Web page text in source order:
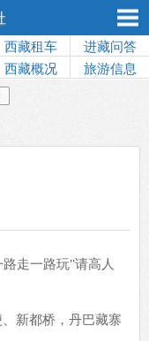
西藏租车
进藏问答
西藏概况 旅游信息
走一路玩''请高人
新都桥，丹巴藏寨